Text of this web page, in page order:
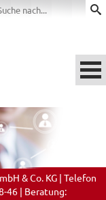
& Co. KG | Telefon
46 | Beratung: